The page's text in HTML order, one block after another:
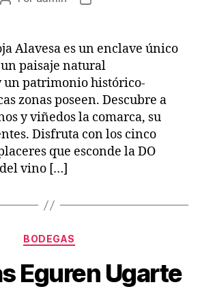
entrada
entrada
Alavesa es un enclave único
paisaje natural
un patrimonio histórico-
zonas poseen. Descubre a
y viñedos la comarca, su
Disfruta con los cinco
que esconde la DO
vino […]
Categorías
BODEGAS
Eguren Ugarte